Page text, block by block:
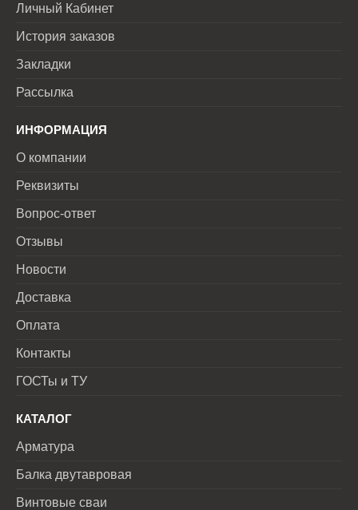
Личный Кабинет
История заказов
Закладки
Рассылка
ИНФОРМАЦИЯ
О компании
Реквизиты
Вопрос-ответ
Отзывы
Новости
Доставка
Оплата
Контакты
ГОСТы и ТУ
КАТАЛОГ
Арматура
Балка двутавровая
Винтовые сваи